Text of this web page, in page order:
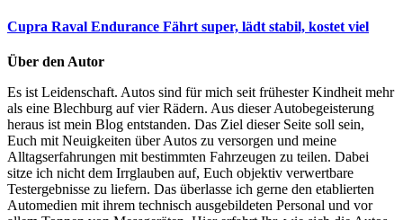
Cupra Raval Endurance Fährt super, lädt stabil, kostet viel
Über den Autor
Es ist Leidenschaft. Autos sind für mich seit frühester Kindheit mehr
als eine Blechburg auf vier Rädern. Aus dieser Autobegeisterung
heraus ist mein Blog entstanden. Das Ziel dieser Seite soll sein,
Euch mit Neuigkeiten über Autos zu versorgen und meine
Alltagserfahrungen mit bestimmten Fahrzeugen zu teilen. Dabei
sitze ich nicht dem Irrglauben auf, Euch objektiv verwertbare
Testergebnisse zu liefern. Das überlasse ich gerne den etablierten
Automedien mit ihrem technisch ausgebildeten Personal und vor